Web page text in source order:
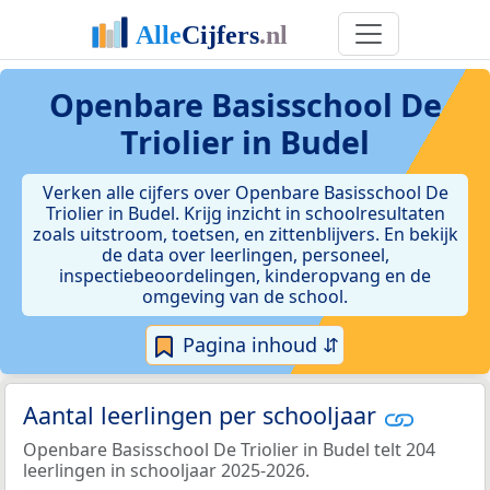
Openbare Basisschool De
Triolier in Budel
Verken alle cijfers over Openbare Basisschool De
Triolier in Budel. Krijg inzicht in schoolresultaten
zoals uitstroom, toetsen, en zittenblijvers. En bekijk
de data over leerlingen, personeel,
inspectiebeoordelingen, kinderopvang en de
omgeving van de school.
Pagina inhoud ⇵
Aantal leerlingen per schooljaar
Openbare Basisschool De Triolier in Budel telt 204
leerlingen in schooljaar 2025-2026.